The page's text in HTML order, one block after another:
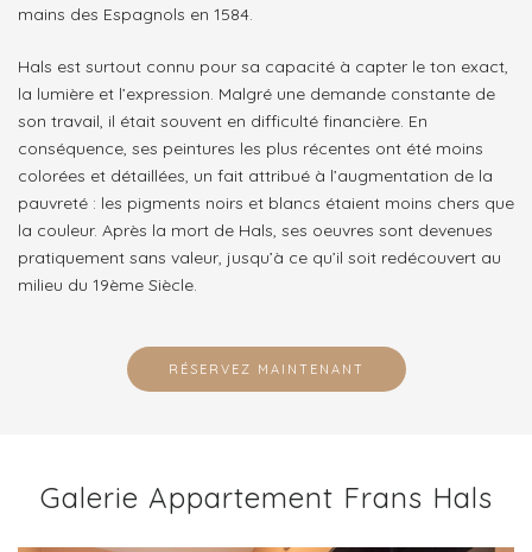
mains des Espagnols en 1584.
Hals est surtout connu pour sa capacité à capter le ton exact,
la lumière et l’expression. Malgré une demande constante de
son travail, il était souvent en difficulté financière. En
conséquence, ses peintures les plus récentes ont été moins
colorées et détaillées, un fait attribué à l’augmentation de la
pauvreté : les pigments noirs et blancs étaient moins chers que
la couleur. Après la mort de Hals, ses oeuvres sont devenues
pratiquement sans valeur, jusqu’à ce qu’il soit redécouvert au
milieu du 19ème Siècle.
RÉSERVEZ MAINTENANT
Galerie Appartement Frans Hals